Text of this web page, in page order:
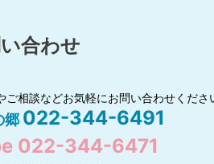
合わせ
ご相談などお気軽にお問い合わせくださ
郷 022-344-6491
022-344-6471